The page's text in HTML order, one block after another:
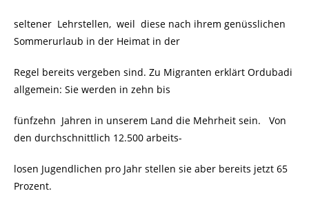
seltener Lehrstellen, weil diese nach ihrem genüsslichen
Sommerurlaub in der Heimat in der
Regel bereits vergeben sind. Zu Migranten erklärt Ordubadi
allgemein: Sie werden in zehn bis
fünfzehn Jahren in unserem Land die Mehrheit sein. Von
den durchschnittlich 12.500 arbeits-
losen Jugendlichen pro Jahr stellen sie aber bereits jetzt 65
Prozent.